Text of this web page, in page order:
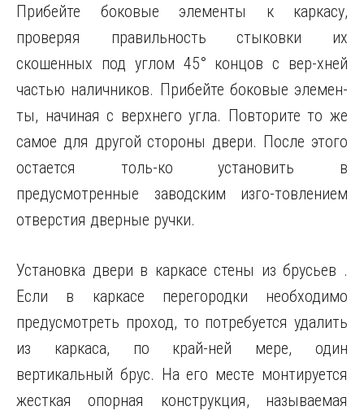
Прибейте боковые элементы к каркасу,
проверяя правильность стыковки их
скошенных под углом 45° концов с вер-хней
частью наличников. Прибейте боковые элемен-
ты, начиная с верхнего угла. Повторите то же
самое для другой стороны двери. После этого
остается толь-ко установить в
предусмотренные заводским изго-товлением
отверстия дверные ручки.
Установка двери в каркасе стены из брусьев .
Если в каркасе перегородки необходимо
предусмотреть проход, то потребуется удалить
из каркаса, по край-ней мере, один
вертикальный брус. На его месте монтируется
жесткая опорная конструкция, называемая